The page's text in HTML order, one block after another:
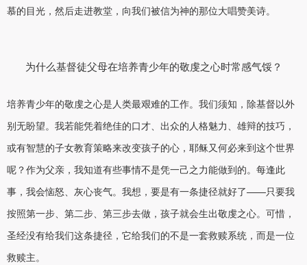
慕的目光，然后走进教堂，向我们被信为神的那位大唱赞美诗。
为什么基督徒父母在培养青少年的敬虔之心时常感气馁？
培养青少年的敬虔之心是人类最艰难的工作。我们须知，除基督以外
别无盼望。我若能凭着绝佳的口才、出众的人格魅力、雄辩的技巧，
或有智慧的子女教育策略来改变孩子的心，耶稣又何必来到这个世界
呢？作为父亲，我知道有些事情不是凭一己之力能做到的。每逢此
事，我会恼怒、灰心丧气。我想，要是有一条捷径就好了——只要我
按照第一步、第二步、第三步去做，孩子就会生出敬虔之心。可惜，
圣经没有给我们这条捷径，它给我们的不是一套救赎系统，而是一位
救赎主。